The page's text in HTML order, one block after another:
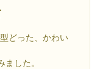
どった、かわい
した。